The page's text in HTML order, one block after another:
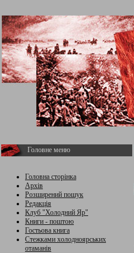
Головне меню
Головна сторінка
Архів
Розширений пошук
Редакція
Клуб "Холодний Яр"
Книги - поштою
Гостьова книга
Стежками холодноярських
отаманів